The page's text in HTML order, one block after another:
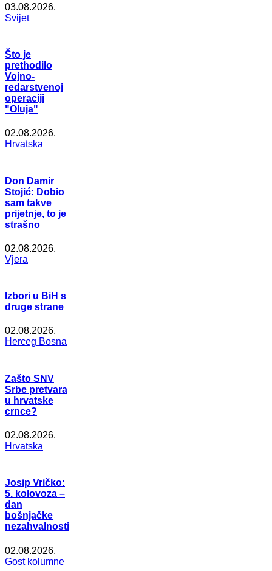
03.08.2026.
Svijet
Što je
prethodilo
Vojno-
redarstvenoj
operaciji
"Oluja"
02.08.2026.
Hrvatska
Don Damir
Stojić: Dobio
sam takve
prijetnje, to je
strašno
02.08.2026.
Vjera
Izbori u BiH s
druge strane
02.08.2026.
Herceg Bosna
Zašto SNV
Srbe pretvara
u hrvatske
crnce?
02.08.2026.
Hrvatska
Josip Vričko:
5. kolovoza –
dan
bošnjačke
nezahvalnosti
02.08.2026.
Gost kolumne